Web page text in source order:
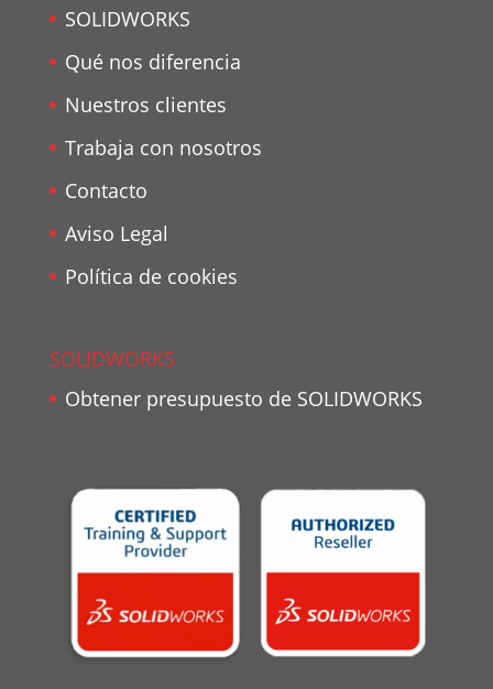
SOLIDWORKS
Qué nos diferencia
Nuestros clientes
Trabaja con nosotros
Contacto
Aviso Legal
Política de cookies
SOLIDWORKS
Obtener presupuesto de SOLIDWORKS